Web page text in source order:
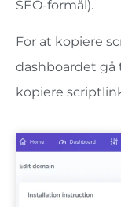
SEO-formål).
For at kopiere
dashboardet
kopiere